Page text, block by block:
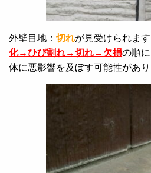
外壁目地： 切れが見受けられま
化→ひび割れ→切れ→欠損の順
体に悪影響を及ぼす可能性があり